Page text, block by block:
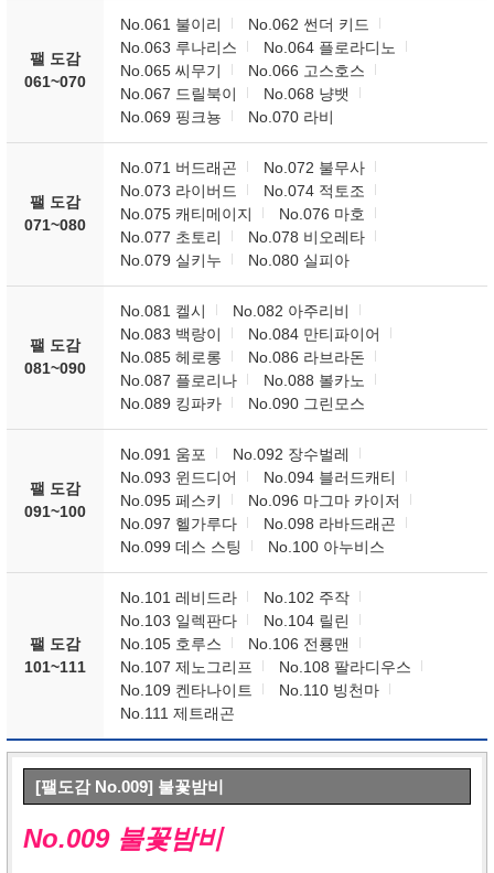
팰 도감
061~070
No.061 불이리
No.062 썬더 키드
No.063 루나리스
No.064 플로라디노
No.065 씨무기
No.066 고스호스
No.067 드릴북이
No.068 냥뱃
No.069 핑크뇽
No.070 라비
팰 도감
071~080
No.071 버드래곤
No.072 불무사
No.073 라이버드
No.074 적토조
No.075 캐티메이지
No.076 마호
No.077 초토리
No.078 비오레타
No.079 실키누
No.080 실피아
팰 도감
081~090
No.081 켈시
No.082 아주리비
No.083 백랑이
No.084 만티파이어
No.085 헤로롱
No.086 라브라돈
No.087 플로리나
No.088 볼카노
No.089 킹파카
No.090 그린모스
팰 도감
091~100
No.091 움포
No.092 장수벌레
No.093 윈드디어
No.094 블러드캐티
No.095 페스키
No.096 마그마 카이저
No.097 헬가루다
No.098 라바드래곤
No.099 데스 스팅
No.100 아누비스
팰 도감
101~111
No.101 레비드라
No.102 주작
No.103 일렉판다
No.104 릴린
No.105 호루스
No.106 전룡맨
No.107 제노그리프
No.108 팔라디우스
No.109 켄타나이트
No.110 빙천마
No.111 제트래곤
[팰도감 No.009] 불꽃밤비
No.009 불꽃밤비